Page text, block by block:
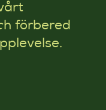
förbered